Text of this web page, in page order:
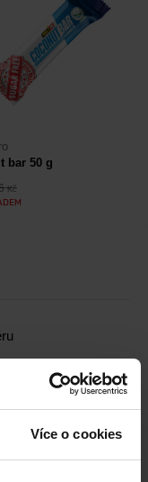
Více o cookies
bar 50 g
Kč